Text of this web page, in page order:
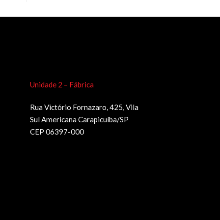
Unidade 2 – Fábrica
Rua Victório Fornazaro, 425, Vila
Sul Americana Carapicuíba/SP
CEP 06397-000